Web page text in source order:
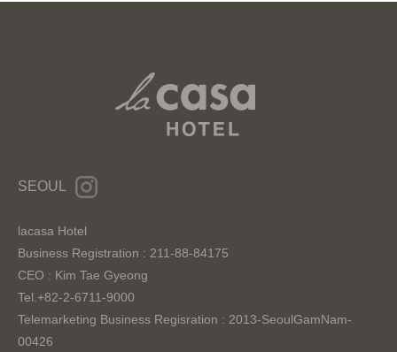
SEOUL
lacasa Hotel
Business Registration : 211-88-84175
CEO : Kim Tae Gyeong
Tel.+82-2-6711-9000
Telemarketing Business Regisration : 2013-SeoulGamNam-
00426